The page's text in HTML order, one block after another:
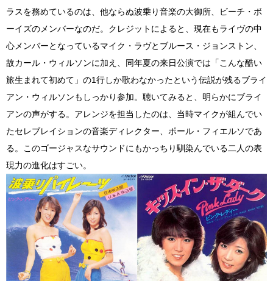
ラスを務めているのは、他ならぬ波乗り音楽の大御所、ビーチ・ボ
ーイズのメンバーなのだ。クレジットによると、現在もライヴの中
心メンバーとなっているマイク・ラヴとブルース・ジョンストン、
故カール・ウィルソンに加え、同年夏の来日公演では「こんな酷い
旅生まれて初めて」の1行しか歌わなかったという伝説が残るブライ
アン・ウィルソンもしっかり参加。聴いてみると、明らかにブライ
アンの声がする。アレンジを担当したのは、当時マイクが組んでい
たセレブレイションの音楽ディレクター、ポール・フィエルソであ
る。このゴージャスなサウンドにもかっちり馴染んでいる二人の表
現力の進化はすごい。